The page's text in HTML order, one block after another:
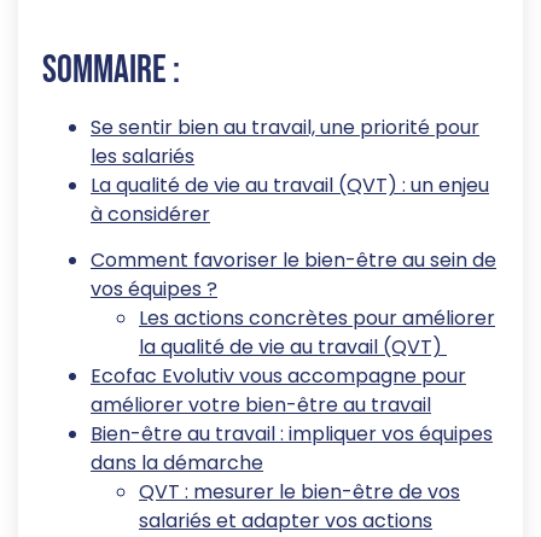
Sommaire :
Se sentir bien au travail, une priorité pour
les salariés
La qualité de vie au travail (QVT) : un enjeu
à considérer
Comment favoriser le bien-être au sein de
vos équipes ?
Les actions concrètes pour améliorer
la qualité de vie au travail (QVT)
Ecofac Evolutiv vous accompagne pour
améliorer votre bien-être au travail
Bien-être au travail : impliquer vos équipes
dans la démarche
QVT : mesurer le bien-être de vos
salariés et adapter vos actions